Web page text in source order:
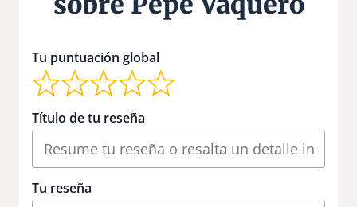
Tu puntuación global
Título de tu reseña
Tu reseña